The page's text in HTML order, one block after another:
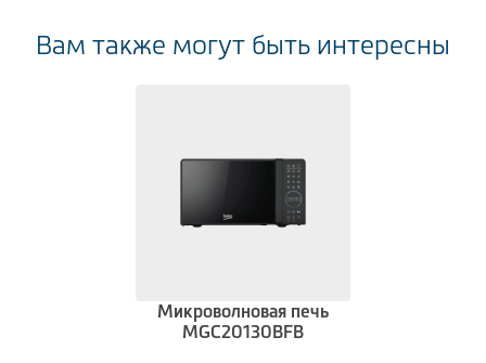
Вам также могут быть интересны
Микроволновая печь
MGC20130BFB